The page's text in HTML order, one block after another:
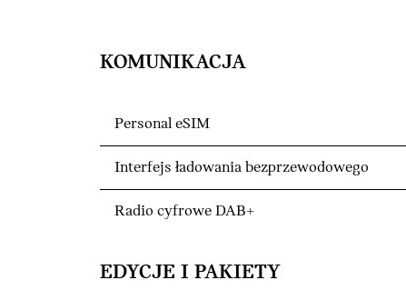
KOMUNIKACJA
Personal eSIM
Interfejs ładowania bezprzewodowego
Radio cyfrowe DAB+
EDYCJE I PAKIETY